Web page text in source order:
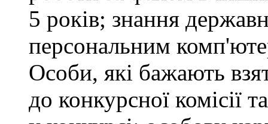
5 років; знання
персональним
Особи, які бажають
до конкурсної комісії